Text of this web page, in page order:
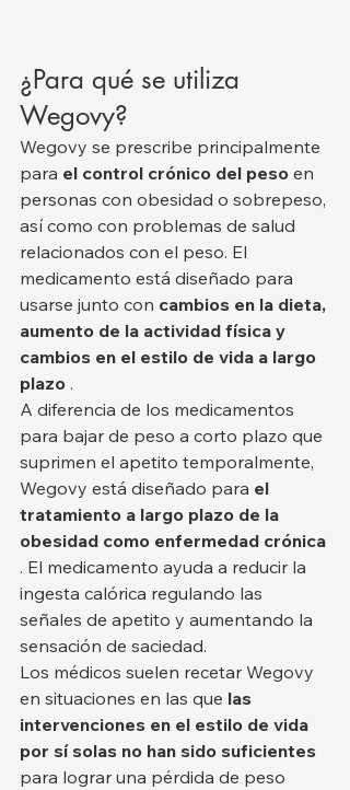
¿Para qué se utiliza
Wegovy?
Wegovy se prescribe principalmente
para el control crónico del peso en
personas con obesidad o sobrepeso,
así como con problemas de salud
relacionados con el peso. El
medicamento está diseñado para
usarse junto con cambios en la dieta,
aumento de la actividad física y
cambios en el estilo de vida a largo
plazo .
A diferencia de los medicamentos
para bajar de peso a corto plazo que
suprimen el apetito temporalmente,
Wegovy está diseñado para el
tratamiento a largo plazo de la
obesidad como enfermedad crónica
. El medicamento ayuda a reducir la
ingesta calórica regulando las
señales de apetito y aumentando la
sensación de saciedad.
Los médicos suelen recetar Wegovy
en situaciones en las que las
intervenciones en el estilo de vida
por sí solas no han sido suficientes
para lograr una pérdida de peso